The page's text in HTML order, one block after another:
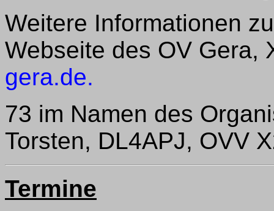
Weitere Informationen
Webseite des OV Gera,
gera.de.
73 im Namen des
Torsten, DL4APJ, OVV
Termine